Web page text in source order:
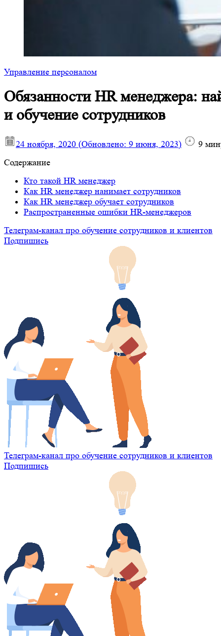
Управление персоналом
Обязанности HR менеджера:
и обучение сотрудников
24 ноября, 2020 (Обновлено: 9 июня, 2023) 9
Содержание
Кто такой HR менеджер
Как HR менеджер нанимает сотрудников
Как HR менеджер обучает сотрудников
Распространенные ошибки HR-менеджеров
Телеграм-канал про обучение сотрудников и клиентов
Подпишись
Телеграм-канал про обучение сотрудников и клиентов
Подпишись